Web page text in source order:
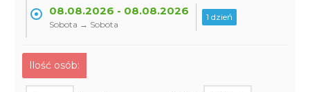
08.08.2026 - 08.08.2026
Sobota → Sobota
1 dzień
Ilość osób: